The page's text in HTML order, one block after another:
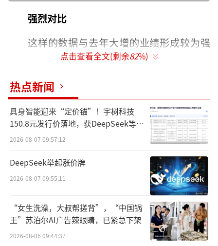
强烈对比
这样的数据与去年大增的业绩形成较为强
烈的对比。财报数据显示，2023年上半年千禾
于上市公司股东的净利润为2.57亿元，同比大
增115.94%。2023年全年，千禾味业实现营收3
2.07亿元，同比增长31.62%；净利润5.3亿
元，同比增长54.22%。
千禾味业业绩增速放缓甚至出现下滑早有
显现。2024年一季度，千禾味业营收8.95亿
元，同比增长9.28%；归母净利润1.55亿元，
同比增长6.66%，相较2023年同期涨幅增速明
显放慢。到了二季度，千禾味业营收同比下滑
2.53%，净利润同比下滑14.16%。
点击查看全文(剩余82%)
热点新闻
具身智能迎来“定价锚”！宇树科技
150.8元发行价落地，获DeepSeek等豪
华战配加持
2026-08-07 09:57:12
DeepSeek举起涨价牌
2026-08-07 09:55:11
“女生洗澡，大叔帮搓背”，“中国锅
王”苏泊尔AI广告辣眼睛，已紧急下架
2026-08-06 09:44:37